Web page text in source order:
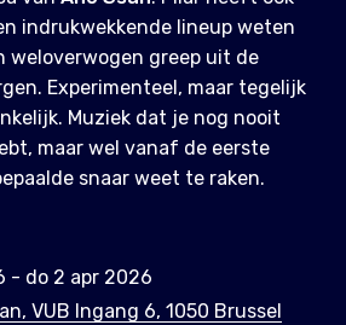
indrukwekkende lineup weten
weloverwogen greep uit de
Experimenteel, maar tegelijk
Muziek dat je nog nooit
maar wel vanaf de eerste
snaar weet te raken.
- do 2 apr 2026
VUB Ingang 6, 1050 Brussel